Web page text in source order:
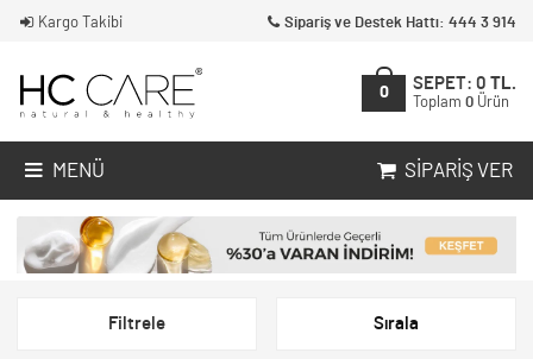
Kargo Takibi Sipariş ve Destek Hattı: 444 3 914
0
SEPET: 0 TL.
Toplam 0 Ürün
MENÜ SIPARIŞ VER
Filtrele Sırala